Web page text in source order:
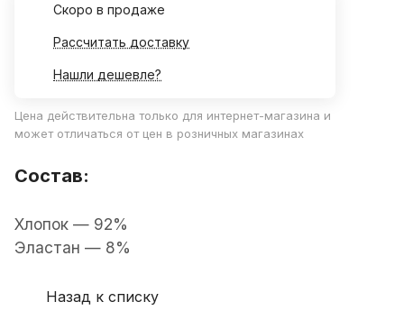
Cкоро в продаже
Рассчитать доставку
Нашли дешевле?
Цена действительна только для интернет-магазина и
может отличаться от цен в розничных магазинах
Состав:
Хлопок — 92%
Эластан — 8%
Назад к списку